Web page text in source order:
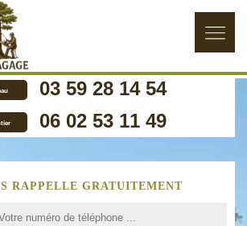
03 59 28 14 54
06 02 53 11 49
RAPPELLE GRATUITEMENT